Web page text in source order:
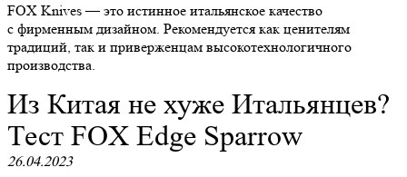
FOX Knives — это истинное итальянское качество
с фирменным дизайном. Рекомендуется как ценителям
традиций, так и приверженцам высокотехнологичного
производства.
Из Китая не хуже Итальянцев?
Тест FOX Edge Sparrow
26.04.2023